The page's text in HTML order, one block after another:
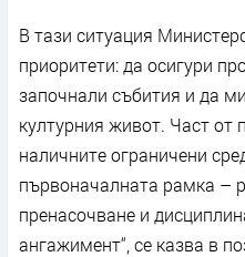
В тази ситуация
приоритети: да осигури
започнали събития и да
културния живот. Част от
наличните ограничени
първоначалната рамка –
пренасочване и
ангажимент“, се казва в